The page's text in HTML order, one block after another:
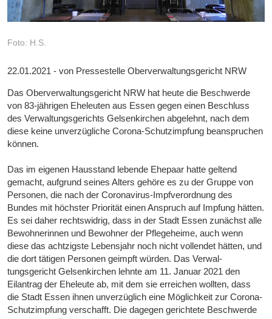
Foto: H.S.
22.01.2021 - von Pressestelle Oberverwaltungsgericht NRW
Das Oberverwaltungsgericht NRW hat heute die Beschwerde
von 83-jährigen Eheleuten aus Essen gegen einen Beschluss
des Verwaltungsgerichts Gelsenkirchen abge­lehnt, nach dem
diese keine unverzügliche Corona-Schutzimpfung beanspruchen
können.
Das im eigenen Hausstand lebende Ehepaar hatte geltend
gemacht, aufgrund seines Alters gehöre es zu der Gruppe von
Personen, die nach der Coronavirus-Impfverordnung des
Bundes mit höchster Priorität einen Anspruch auf Impfung hät­ten.
Es sei daher rechtswidrig, dass in der Stadt Essen zunächst alle
Bewohnerinnen und Be­wohner der Pflegeheime, auch wenn
diese das achtzigste Lebensjahr noch nicht vollendet hätten, und
die dort tätigen Personen geimpft würden. Das Verwal­
tungsgericht Gelsenkirchen lehnte am 11. Januar 2021 den
Eilantrag der Eheleute ab, mit dem sie erreichen wollten, dass
die Stadt Essen ihnen unverzüglich eine Möglichkeit zur Corona-
Schutzimpfung verschafft. Die dagegen gerichtete Be­schwerde